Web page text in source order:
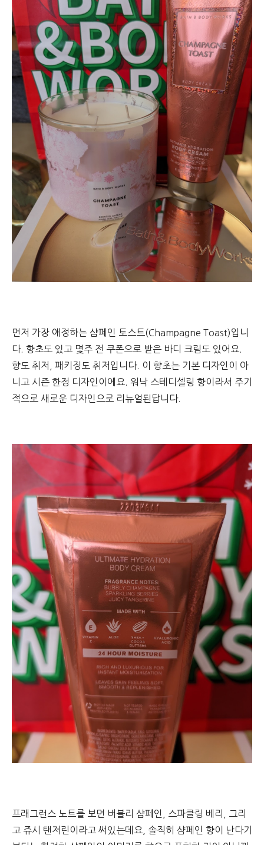
먼저 가장 애정하는 샴페인 토스트(Champagne Toast)입니
다. 향초도 있고 몇주 전 쿠폰으로 받은 바디 크림도 있어요.
향도 취저, 패키징도 취저입니다. 이 향초는 기본 디자인이 아
니고 시즌 한정 디자인이에요. 워낙 스테디셀링 향이라서 주기
적으로 새로운 디자인으로 리뉴얼된답니다.
프래그런스 노트를 보면 버블리 샴페인, 스파클링 베리, 그리
고 쥬시 탠저린이라고 써있는데요, 솔직히 샴페인 향이 난다기